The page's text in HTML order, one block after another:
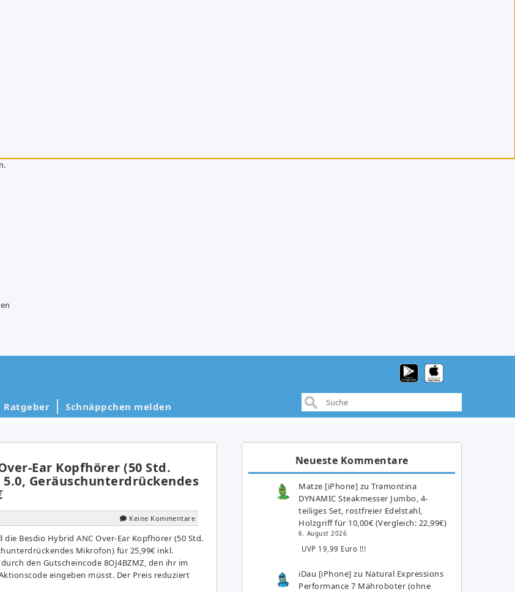
Ratgeber Schnäppchen melden
Ear Kopfhörer (50 Std.
Geräuschunterdrückendes
Keine Kommentare
Besdio Hybrid ANC Over-Ear Kopfhörer (50 Std.
Mikrofon) für 25,99€ inkl.
den Gutscheincode 8OJ4BZMZ, den ihr im
eingeben müsst. Der Preis reduziert
Neueste Kommentare
Matze [iPhone] zuTramontina
DYNAMIC Steakmesser Jumbo, 4-
teiliges Set, rostfreier Edelstahl,
Holzgriff für 10,00€ (Vergleich: 22,99€)
6. August 2026
UVP 19,99 Euro !!!
iDau [iPhone] zu Natural Expressions
Performance 7 Mähroboter (ohne